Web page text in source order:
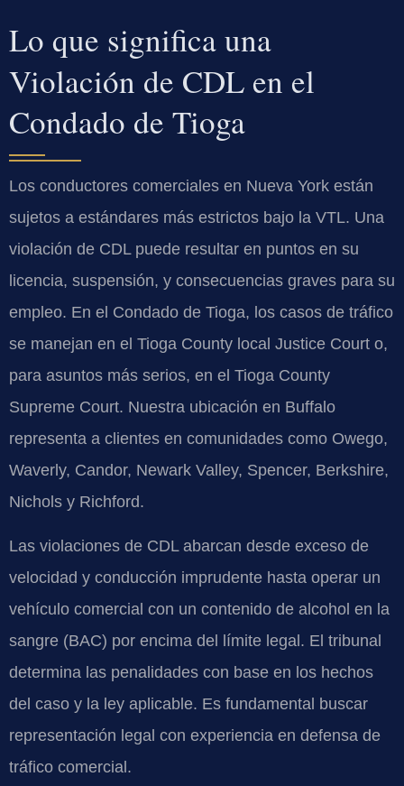
Lo que significa una
Violación de CDL en el
Condado de Tioga
Los conductores comerciales en Nueva York están
sujetos a estándares más estrictos bajo la VTL. Una
violación de CDL puede resultar en puntos en su
licencia, suspensión, y consecuencias graves para su
empleo. En el Condado de Tioga, los casos de tráfico
se manejan en el Tioga County local Justice Court o,
para asuntos más serios, en el Tioga County
Supreme Court. Nuestra ubicación en Buffalo
representa a clientes en comunidades como Owego,
Waverly, Candor, Newark Valley, Spencer, Berkshire,
Nichols y Richford.
Las violaciones de CDL abarcan desde exceso de
velocidad y conducción imprudente hasta operar un
vehículo comercial con un contenido de alcohol en la
sangre (BAC) por encima del límite legal. El tribunal
determina las penalidades con base en los hechos
del caso y la ley aplicable. Es fundamental buscar
representación legal con experiencia en defensa de
tráfico comercial.